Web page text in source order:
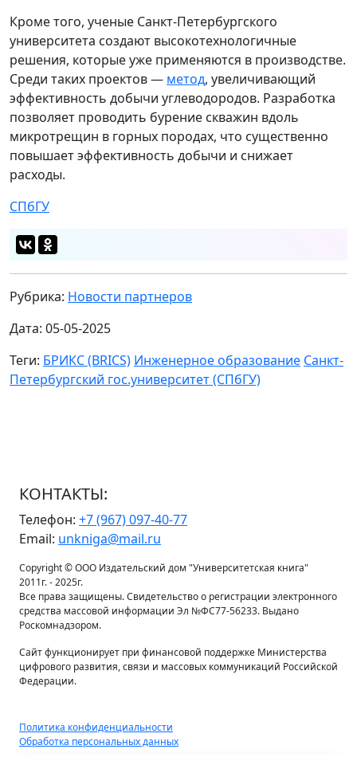
Кроме того, ученые Санкт‑Петербургского
университета создают высокотехнологичные
решения, которые уже применяются в производстве.
Среди таких проектов — метод, увеличивающий
эффективность добычи углеводородов. Разработка
позволяет проводить бурение скважин вдоль
микротрещин в горных породах, что существенно
повышает эффективность добычи и снижает
расходы.
СПбГУ
Рубрика: Новости партнеров
Дата: 05-05-2025
Теги: БРИКС (BRICS) Инженерное образование Санкт-
Петербургский гос.университет (СПбГУ)
КОНТАКТЫ:
Телефон: +7 (967) 097-40-77
Email: unkniga@mail.ru
Copyright © ООО Издательский дом "Университетская книга"
2011г. - 2025г.
Все права защищены. Свидетельство о регистрации электронного
средства массовой информации Эл №ФС77-56233. Выдано
Роскомнадзором.
Сайт функционирует при финансовой поддержке Министерства
цифрового развития, связи и массовых коммуникаций Российской
Федерации.
Политика конфиденциальности
Обработка персональных данных